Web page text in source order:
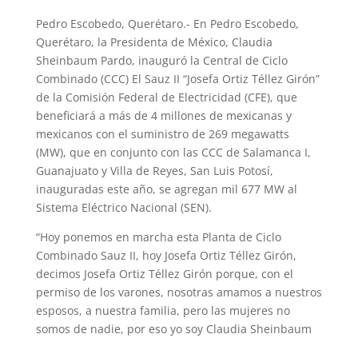
Pedro Escobedo, Querétaro.- En Pedro Escobedo,
Querétaro, la Presidenta de México, Claudia
Sheinbaum Pardo, inauguró la Central de Ciclo
Combinado (CCC) El Sauz II “Josefa Ortiz Téllez Girón”
de la Comisión Federal de Electricidad (CFE), que
beneficiará a más de 4 millones de mexicanas y
mexicanos con el suministro de 269 megawatts
(MW), que en conjunto con las CCC de Salamanca I,
Guanajuato y Villa de Reyes, San Luis Potosí,
inauguradas este año, se agregan mil 677 MW al
Sistema Eléctrico Nacional (SEN).
“Hoy ponemos en marcha esta Planta de Ciclo
Combinado Sauz II, hoy Josefa Ortiz Téllez Girón,
decimos Josefa Ortiz Téllez Girón porque, con el
permiso de los varones, nosotras amamos a nuestros
esposos, a nuestra familia, pero las mujeres no
somos de nadie, por eso yo soy Claudia Sheinbaum